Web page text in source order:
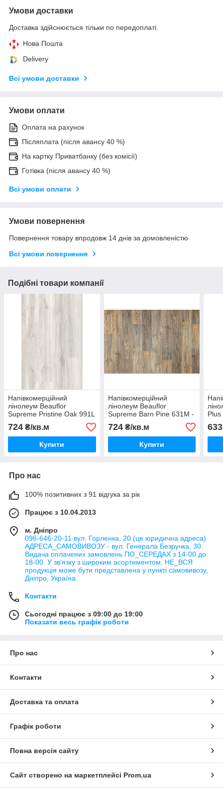
Умови доставки
Доставка здійснюється тільки по передоплаті.
Нова Пошта
Delivery
Всі умови доставки
Умови оплати
Оплата на рахунок
Післяплата (після авансу 40 %)
На картку Приватбанку (без комісії)
Готівка (після авансу 40 %)
Всі умови оплати
Умови повернення
Повернення товару впродовж 14 днів за домовленістю
Всі умови повернення
Подібні товари компанії
Напівкомерційний
лінолеум Beauflor
Supreme Pristine Oak 991L
- ширина 5 метрів
724 ₴/кв.м
Купити
Напівкомерційний
лінолеум Beauflor
Supreme Barn Pine 631M -
ширина 5 метрів
724₴/кв.м
Купити
2,5
633
Про нас
100% позитивних з 91 відгука за рік
Працює з 10.04.2013
м. Дніпро
096-646-20-11 вул. Горленка, 20 (це юридична адреса)
АДРЕСА_САМОВИВОЗУ - вул. Генерала Безручка, 30.
Видача оплачених замовлень ПО_СЕРЕДАХ з 14-00 до
18-00. У зв'язку з широким асортиментом, НЕ_ВСЯ
продукція може бути представлена у пункті самовивозу,
Дніпро, Україна
Контакти
Сьогодні працює з 09:00 до 19:00
Показати весь графік роботи
Про нас
Контакти
Доставка та оплата
Графік роботи
Повна версія сайту
Сайт створено на маркетплейсі Prom.ua